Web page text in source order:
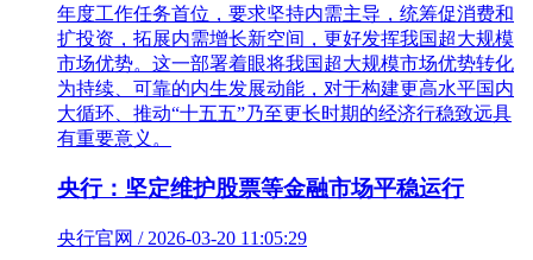
年度工作任务首位，要求坚持内需主导，统筹促消费和
扩投资，拓展内需增长新空间，更好发挥我国超大规模
市场优势。这一部署着眼将我国超大规模市场优势转化
为持续、可靠的内生发展动能，对于构建更高水平国内
大循环、推动“十五五”乃至更长时期的经济行稳致远具
有重要意义。
央行：坚定维护股票等金融市场平稳运行
央行官网 / 2026-03-20 11:05:29